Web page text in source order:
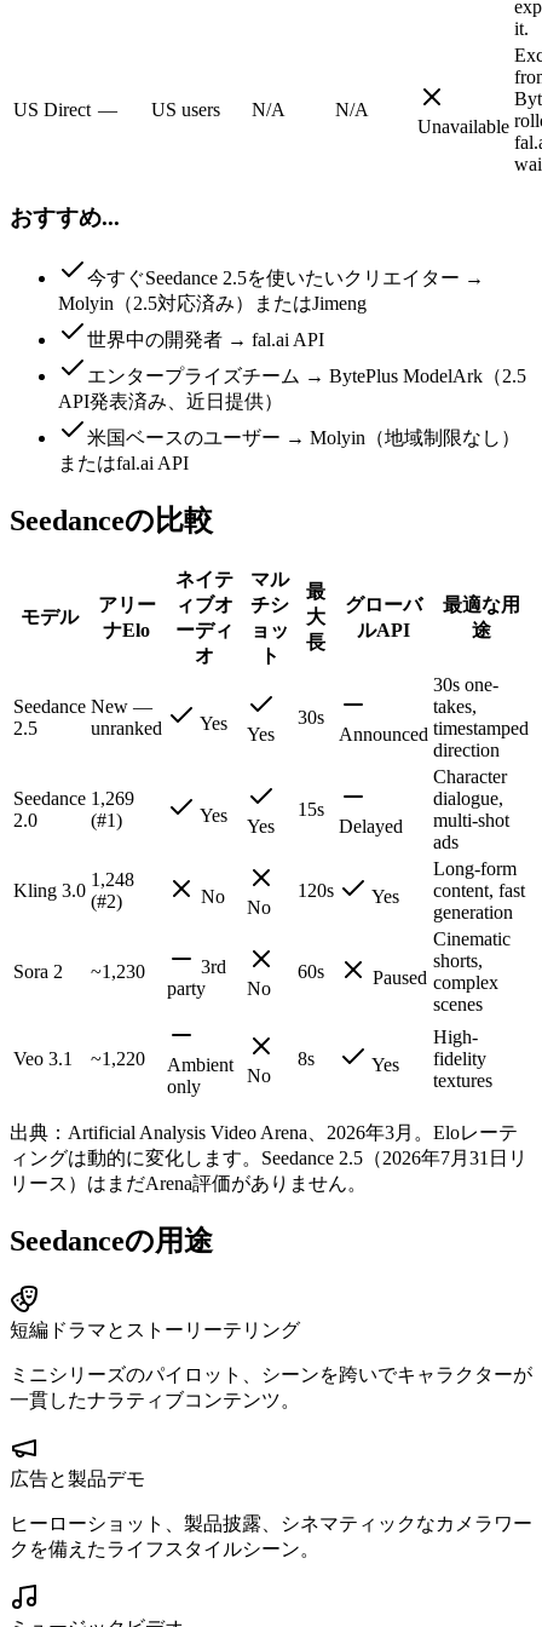
it.
US Direct — US users N/A
N/A
Unavailable
おすすめ...
今すぐSeedance 2.5を使いたいクリエイター →
Molyin（2.5対応済み）またはJimeng
世界中の開発者 → fal.ai API
エンタープライズチーム → BytePlus ModelArk（2.5
API発表済み、近日提供）
米国ベースのユーザー → Molyin（地域制限なし）
またはfal.ai API
Seedanceの比較
モデル
アリー
ナElo
ネイテ
ィブオ
ーディ
オ
マル
チシ
ョッ
ト
最
大
長
グローバ
ルAPI
最適な用
途
Seedance
2.5
New —
unranked
Yes
Yes
30s
Announced
30s one-
takes,
timestamped
direction
Seedance
2.0
1,269
(#1)
Yes
Yes
15s
Delayed
Character
dialogue,
multi-shot
ads
Kling 3.0
1,248
(#2)
No
No
120s Yes
Long-form
content, fast
generation
Sora 2 ~1,230
3rd
party
No
60s Paused
Cinematic
shorts,
complex
scenes
Veo 3.1 ~1,220
Ambient
only
No
8s Yes
High-
fidelity
textures
出典：Artificial Analysis Video Arena、2026年3月。Eloレーテ
ィングは動的に変化します。Seedance 2.5（2026年7月31日リ
リース）はまだArena評価がありません。
Seedanceの用途
短編ドラマとストーリーテリング
ミニシリーズのパイロット、シーンを跨いでキャラクターが
一貫したナラティブコンテンツ。
広告と製品デモ
ヒーローショット、製品披露、シネマティックなカメラワー
クを備えたライフスタイルシーン。